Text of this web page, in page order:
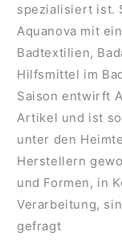
spezialisiert ist.
Aquanova mit
Badtextilien,
Hilfsmittel im
Saison entwirft
Artikel und ist
unter den
Herstellern
und Formen, in
Verarbeitung,
gefragt